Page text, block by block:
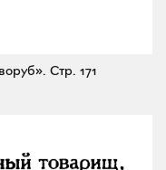
Стр. 171